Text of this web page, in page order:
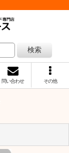
検索
問い合わせ その他